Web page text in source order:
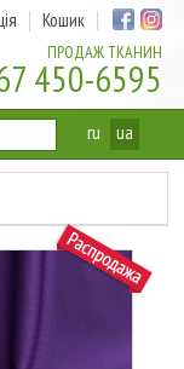
ПРОДАЖ ТКАНИН
450-6595
Кошик
ru ua